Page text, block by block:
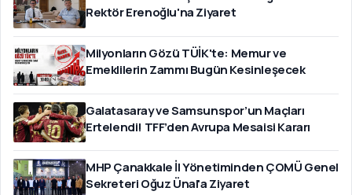
Rektör Erenoğlu'na Ziyaret
Milyonların Gözü TÜİK'te: Memur ve
Emeklilerin Zammı Bugün Kesinleşecek
Galatasaray ve Samsunspor’un Maçları
Ertelendi! TFF’den Avrupa Mesaisi Kararı
MHP Çanakkale İl Yönetiminden ÇOMÜ Genel
Sekreteri Oğuz Ünal'a Ziyaret